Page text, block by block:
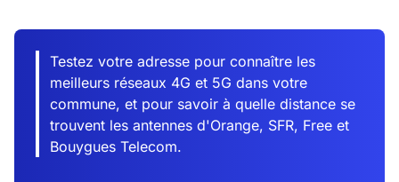
Testez votre adresse pour connaître les
meilleurs réseaux 4G et 5G dans votre
commune, et pour savoir à quelle distance se
trouvent les antennes d'Orange, SFR, Free et
Bouygues Telecom.